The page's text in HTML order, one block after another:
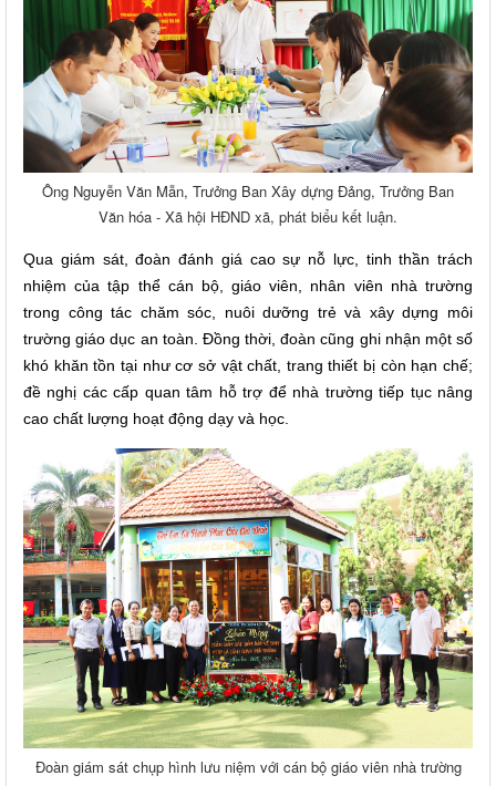
Ông Nguyễn Văn Mẫn, Trưởng Ban Xây dựng Đảng, Trưởng Ban
Văn hóa - Xã hội HĐND xã, phát biểu kết luận.
Qua giám sát, đoàn đánh giá cao sự nỗ lực, tinh thần trách
nhiệm của tập thể cán bộ, giáo viên, nhân viên nhà trường
trong công tác chăm sóc, nuôi dưỡng trẻ và xây dựng môi
trường giáo dục an toàn. Đồng thời, đoàn cũng ghi nhận một số
khó khăn tồn tại như cơ sở vật chất, trang thiết bị còn hạn chế;
đề nghị các cấp quan tâm hỗ trợ để nhà trường tiếp tục nâng
cao chất lượng hoạt động dạy và học.
Đoàn giám sát chụp hình lưu niệm với cán bộ giáo viên nhà trường